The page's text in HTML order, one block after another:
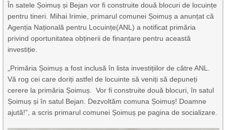
În satele Șoimuș și Bejan vor fi construite două blocuri de locuințe
pentru tineri. Mihai Irimie, primarul comunei Șoimuș a anunțat că
Agenția Națională pentru Locuințe(ANL) a notificat primăria
privind oportunitatea obținerii de finanțare pentru această
investiție.
„Primăria Șoimuș a fost inclusă în lista investițiilor de către ANL.
Vă rog cei care doriți astfel de locuinte să veniți să depuneți
cerere la primăria Șoimuș. Vor fi construite două blocuri, în satul
Șoimuș și în satul Bejan. Dezvoltăm comuna Șoimuș! Doamne
ajută!”, a scris primarul comunei Șoimuș pe pagina de socializare.